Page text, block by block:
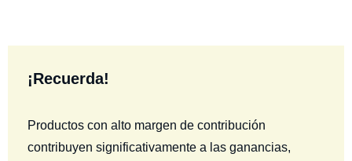
¡Recuerda!
Productos con alto margen de contribución
contribuyen significativamente a las ganancias,